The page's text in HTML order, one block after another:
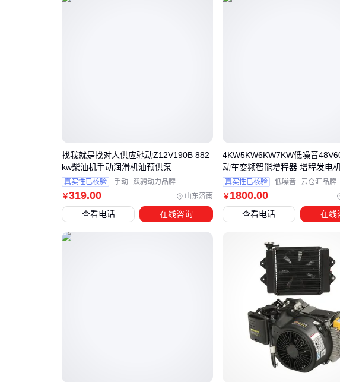
二、柴油机or
电动车增程系
汽油机体积
混合动力车
日均行驶里
载重超过
极寒地区应
三、你的电动
场景特征
城市短途
代步
物流三轮
车
￥319.00 山东济南
找我就是找对人供应驰动Z12V190B 882
kw柴油机手动润滑机油预供泵
真实性已核验 手动 跃骋动力品牌
查看电话 在线咨询
￥ 1800.00
4KW5KW6KW7KW低噪音
动车变频智能增程器 增程发电
真实性已核验 低噪音 云仓汇品牌
查看电话 在线